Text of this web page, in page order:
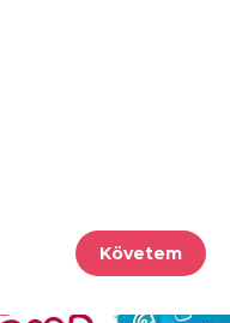
Követem